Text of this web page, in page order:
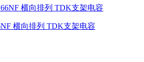
横向排列 TDK支架电容